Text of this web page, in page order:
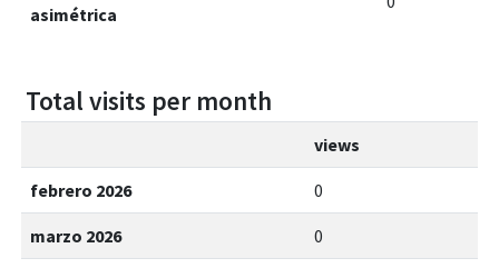
asimétrica
Total visits per month
views
febrero 2026 0
marzo 2026 0